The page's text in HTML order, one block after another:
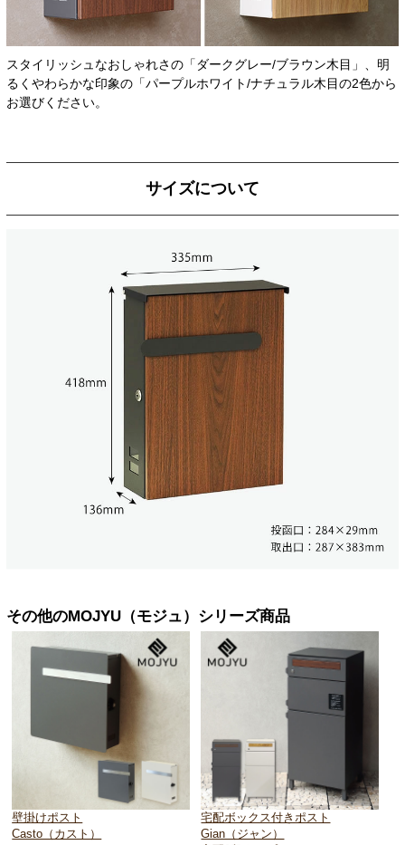
スタイリッシュなおしゃれさの「ダークグレー/ブラウン木目」、明
るくやわらかな印象の「パープルホワイト/ナチュラル木目の2色から
お選びください。
サイズについて
その他のMOJYU（モジュ）シリーズ商品
壁掛けポスト
Casto（カスト）
宅配ボックス付きポスト
Gian（ジャン）